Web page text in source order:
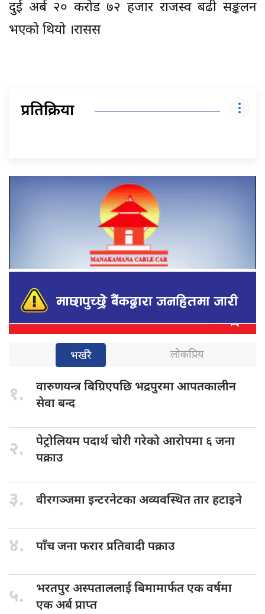
दुई अर्ब २० करोड ७२ हजार राजस्व बढी सङ्कलन
भएको थियो ।रासस
प्रतिक्रिया
भर्खरै लोकप्रिय
१. वारुणयन्त्र बिग्रिएपछि भद्रपुरमा आपतकालीन
सेवा बन्द
२. पेट्रोलियम पदार्थचोरी गरेको आरोपमा ६ जना
पक्राउ
३. वीरगञ्जमा इन्टरनेटकाअव्यवस्थित तार हटाइने
४. पाँच जनाफरार प्रतिवादी पक्राउ
५. भरतपुर अस्पताललाईबिमामार्फत एक वर्षमा
एक अर्ब प्राप्त